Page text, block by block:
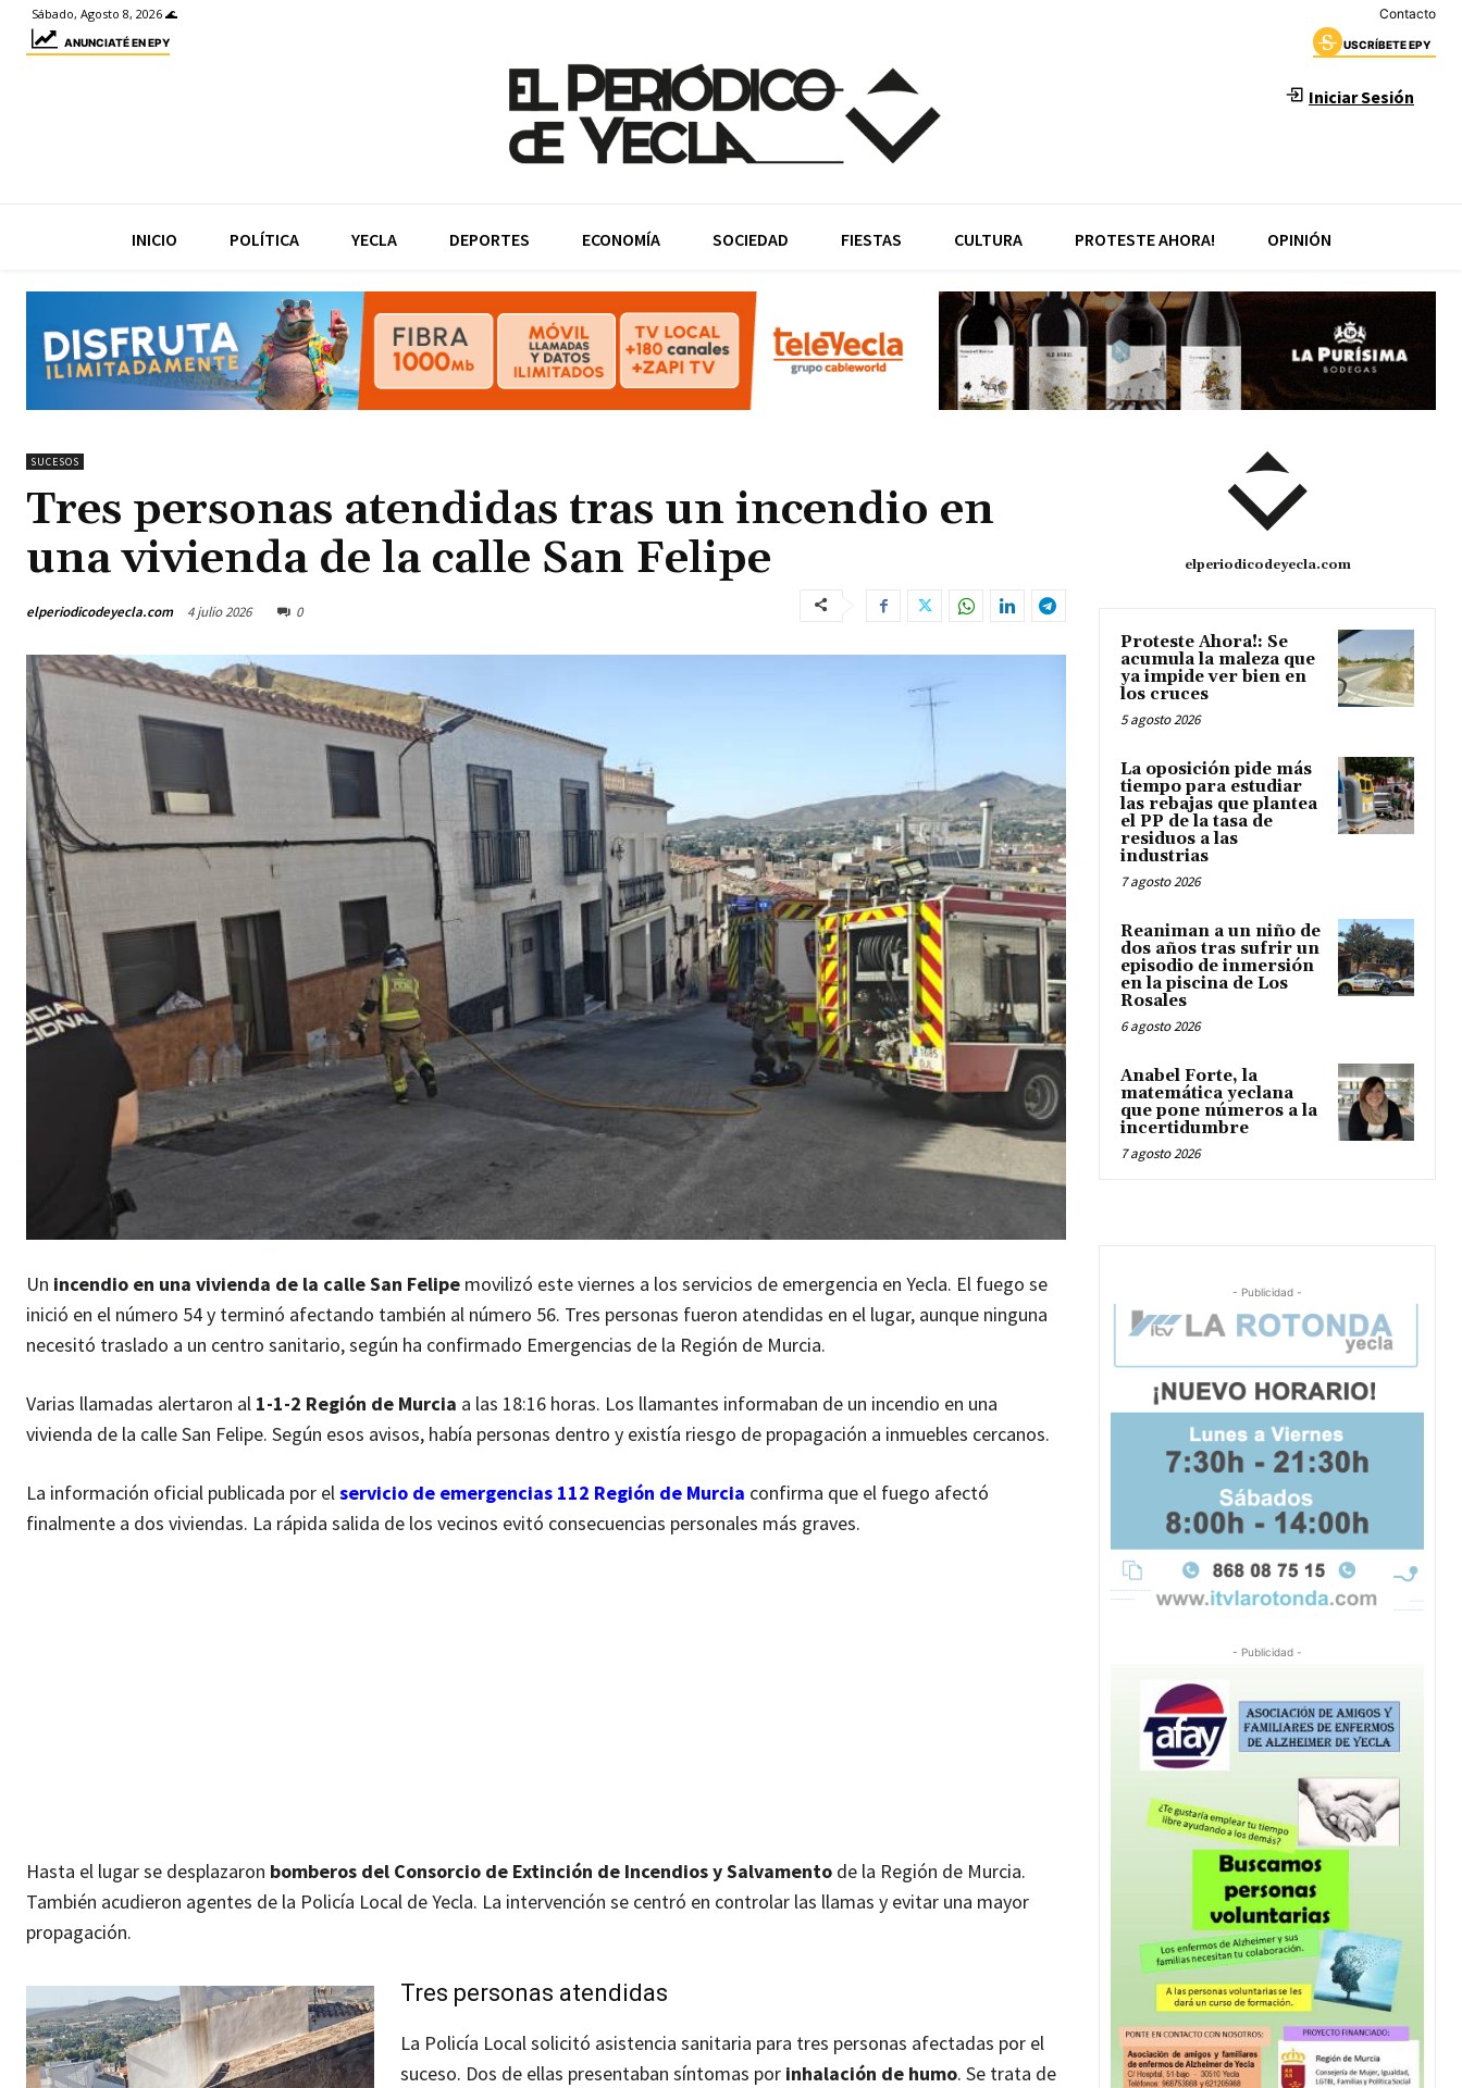
Sábado, Agosto 8, 2026 🌊 Contacto
ANUNCIATÉ EN EPY USCRÍBETE EPY
Iniciar Sesión
INICIO POLÍTICA YECLA DEPORTES ECONOMÍA SOCIEDAD FIESTAS CULTURA PROTESTE AHORA! OPINIÓN
SUCESOS
Tres personas atendidas tras un incendio en
una vivienda de la calle San Felipe
elperiodicodeyecla.com 4 julio 2026 0
Un incendio en una vivienda de la calle San Felipe movilizó este viernes a los servicios de emergencia en Yecla. El fuego se
inició en el número 54 y terminó afectando también al número 56. Tres personas fueron atendidas en el lugar, aunque ninguna
necesitó traslado a un centro sanitario, según ha confirmado Emergencias de la Región de Murcia.
Varias llamadas alertaron al 1-1-2 Región de Murcia a las 18:16 horas. Los llamantes informaban de un incendio en una
vivienda de la calle San Felipe. Según esos avisos, había personas dentro y existía riesgo de propagación a inmuebles cercanos.
La información oficial publicada por elservicio de emergencias 112 Región de Murcia confirma que el fuego afectó
finalmente a dos viviendas. La rápida salida de los vecinos evitó consecuencias personales más graves.
Hasta el lugar se desplazaron bomberos del Consorcio de Extinción de Incendios y Salvamento de la Región de Murcia.
También acudieron agentes de la Policía Local de Yecla. La intervención se centró en controlar las llamas y evitar una mayor
propagación.
Tres personas atendidas
La Policía Local solicitó asistencia sanitaria para tres personas afectadas por el
suceso. Dos de ellas presentaban síntomas por inhalación de humo. Se trata de
elperiodicodeyecla.com
Proteste Ahora!: Se
acumula la maleza que
ya impide ver bien en
los cruces
5 agosto 2026
La oposición pide más
tiempo para estudiar
las rebajas que plantea
el PP de la tasa de
residuos a las
industrias
7 agosto 2026
Reaniman a un niño de
dos años tras sufrir un
episodio de inmersión
en la piscina de Los
Rosales
6 agosto 2026
Anabel Forte, la
matemática yeclana
que pone números a la
incertidumbre
7 agosto 2026
- Publicidad -
- Publicidad -